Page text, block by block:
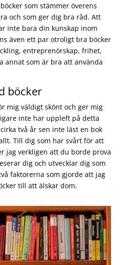
som stämmer överens
och som ger dig bra råd. Att
inte bara din kunskap inom
även ett par otroligt bra böcker
entreprenörskap, frihet,
annat som är bra att använda
böcker
mig väldigt skönt och ger mig
inte har uppleft på detta
två år sen inte läst en bok
Till dig som har svårt för att
jag verkligen att du borde prova
dig och utvecklar dig som
faktorerna som gjorde att jag
till att älskar dom.